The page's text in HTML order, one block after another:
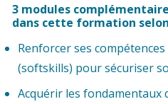
3 modules
dans cette formation
Renforcer ses
(softskills) pour sécuriser
Acquérir les fondamentaux